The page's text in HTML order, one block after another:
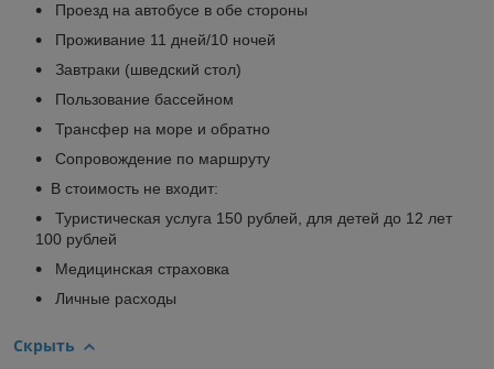
Проезд на автобусе в обе стороны
Проживание 11 дней/10 ночей
Завтраки (шведский стол)
Пользование бассейном
Трансфер на море и обратно
Сопровождение по маршруту
В стоимость не входит:
Туристическая услуга 150 рублей, для детей до 12 лет
100 рублей
Медицинская страховка
Личные расходы
Скрыть